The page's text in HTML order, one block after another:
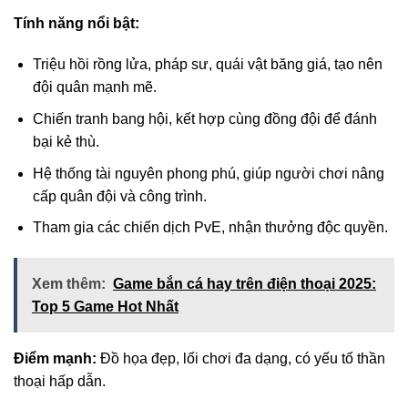
Tính năng nổi bật:
Triệu hồi rồng lửa, pháp sư, quái vật băng giá, tạo nên
đội quân mạnh mẽ.
Chiến tranh bang hội, kết hợp cùng đồng đội để đánh
bại kẻ thù.
Hệ thống tài nguyên phong phú, giúp người chơi nâng
cấp quân đội và công trình.
Tham gia các chiến dịch PvE, nhận thưởng độc quyền.
Xem thêm: Game bắn cá hay trên điện thoại 2025:
Top 5 Game Hot Nhất
Điểm mạnh: Đồ họa đẹp, lối chơi đa dạng, có yếu tố thần
thoại hấp dẫn.